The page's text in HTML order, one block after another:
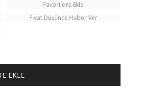
Favorilere Ekle
Fiyat Düşünce Haber Ver